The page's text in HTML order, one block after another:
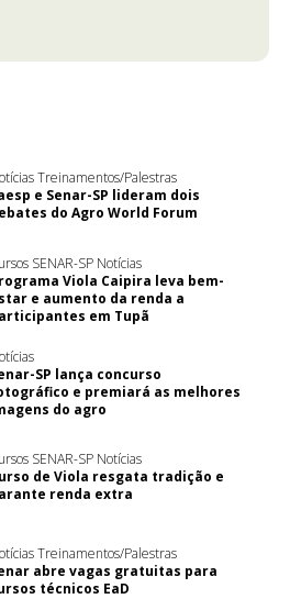
Treinamentos/Palestras
e Senar-SP lideram dois
do Agro World Forum
SENAR-SP Notícias
Viola Caipira leva bem-
e aumento da renda a
em Tupã
SP lança concurso
e premiará as melhores
do agro
SENAR-SP Notícias
de Viola resgata tradição e
renda extra
Treinamentos/Palestras
abre vagas gratuitas para
técnicos EaD